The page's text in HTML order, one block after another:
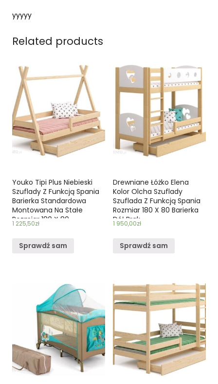
yyyyy
Related products
Youko Tipi Plus Niebieski
Szuflady Z Funkcją Spania
Barierka Standardowa
Montowana Na Stałe
Rozmiar 180 X 80
1 225,50zł
Sprawdź sam
Drewniane Łóżko Elena
Kolor Olcha Szuflady
Szuflada Z Funkcją Spania
Rozmiar 180 X 80 Barierka
Dół Brak
1 950,00zł
Sprawdź sam